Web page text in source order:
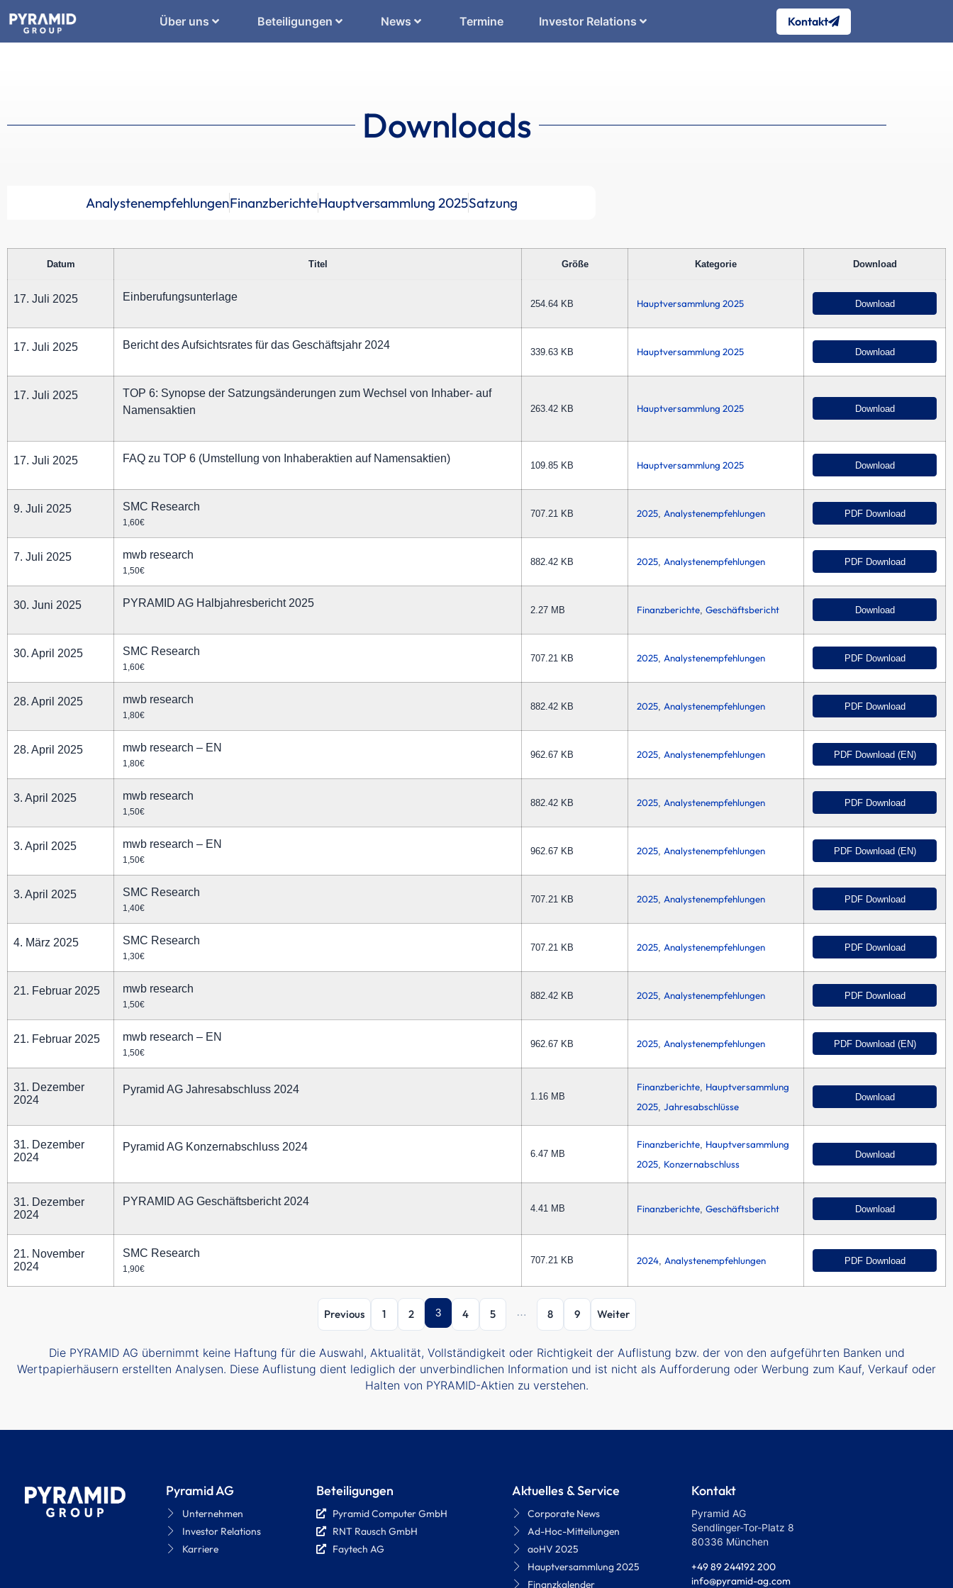
Über uns Beteiligungen News Termine Investor Relations Kontakt
Downloads
AnalystenempfehlungenFinanzberichteHauptversammlung 2025Satzung
Datum Titel Größe Kategorie Download
17. Juli 2025 Einberufungsunterlage
254.64 KB Hauptversammlung 2025 Download
17. Juli 2025 Bericht des Aufsichtsrates für das Geschäftsjahr 2024
339.63 KB Hauptversammlung 2025 Download
17. Juli 2025
TOP 6: Synopse der Satzungsänderungen zum Wechsel von Inhaber- auf
Namensaktien
263.42 KB Hauptversammlung 2025 Download
17. Juli 2025 FAQ zu TOP 6 (Umstellung von Inhaberaktien auf Namensaktien)
109.85 KB Hauptversammlung 2025 Download
9. Juli 2025 SMC Research
1,60€
707.21 KB 2025, Analystenempfehlungen PDF Download
7. Juli 2025 mwb research
1,50€
882.42 KB 2025, Analystenempfehlungen PDF Download
30. Juni 2025 PYRAMID AG Halbjahresbericht 2025
2.27 MB Finanzberichte, Geschäftsbericht Download
30. April 2025 SMC Research
1,60€
707.21 KB 2025, Analystenempfehlungen PDF Download
28. April 2025 mwb research
1,80€
882.42 KB 2025, Analystenempfehlungen PDF Download
28. April 2025 mwb research – EN
1,80€
962.67 KB 2025, Analystenempfehlungen PDF Download (EN)
3. April 2025 mwb research
1,50€
882.42 KB 2025, Analystenempfehlungen PDF Download
3. April 2025 mwb research – EN
1,50€
962.67 KB 2025, Analystenempfehlungen PDF Download (EN)
3. April 2025 SMC Research
1,40€
707.21 KB 2025, Analystenempfehlungen PDF Download
4. März 2025 SMC Research
1,30€
707.21 KB 2025, Analystenempfehlungen PDF Download
21. Februar 2025 mwb research
1,50€
882.42 KB 2025, Analystenempfehlungen PDF Download
21. Februar 2025 mwb research – EN
1,50€
962.67 KB 2025, Analystenempfehlungen PDF Download (EN)
31. Dezember
2024
Pyramid AG Jahresabschluss 2024
1.16 MB
Finanzberichte, Hauptversammlung
2025, Jahresabschlüsse
Download
31. Dezember
2024
Pyramid AG Konzernabschluss 2024
6.47 MB
Finanzberichte, Hauptversammlung
2025, Konzernabschluss
Download
31. Dezember
2024
PYRAMID AG Geschäftsbericht 2024
4.41 MB Finanzberichte, Geschäftsbericht Download
21. November
2024
SMC Research
1,90€
707.21 KB 2024, Analystenempfehlungen PDF Download
Previous 1 2 3 4 5 … 8 9 Weiter
Die PYRAMID AG übernimmt keine Haftung für die Auswahl, Aktualität, Vollständigkeit oder Richtigkeit der Auflistung bzw. der von den aufgeführten Banken und
Wertpapierhäusern erstellten Analysen. Diese Auflistung dient lediglich der unverbindlichen Information und ist nicht als Aufforderung oder Werbung zum Kauf, Verkauf oder
Halten von PYRAMID-Aktien zu verstehen.
Pyramid AG
Unternehmen
Investor Relations
Karriere
Beteiligungen
Pyramid Computer GmbH
RNT Rausch GmbH
Faytech AG
Aktuelles & Service
Corporate News
Ad-Hoc-Mitteilungen
aoHV 2025
Hauptversammlung 2025
Finanzkalender
Kontakt
Pyramid AG
Sendlinger-Tor-Platz 8
80336 München
+49 89 244192 200
info@pyramid-ag.com